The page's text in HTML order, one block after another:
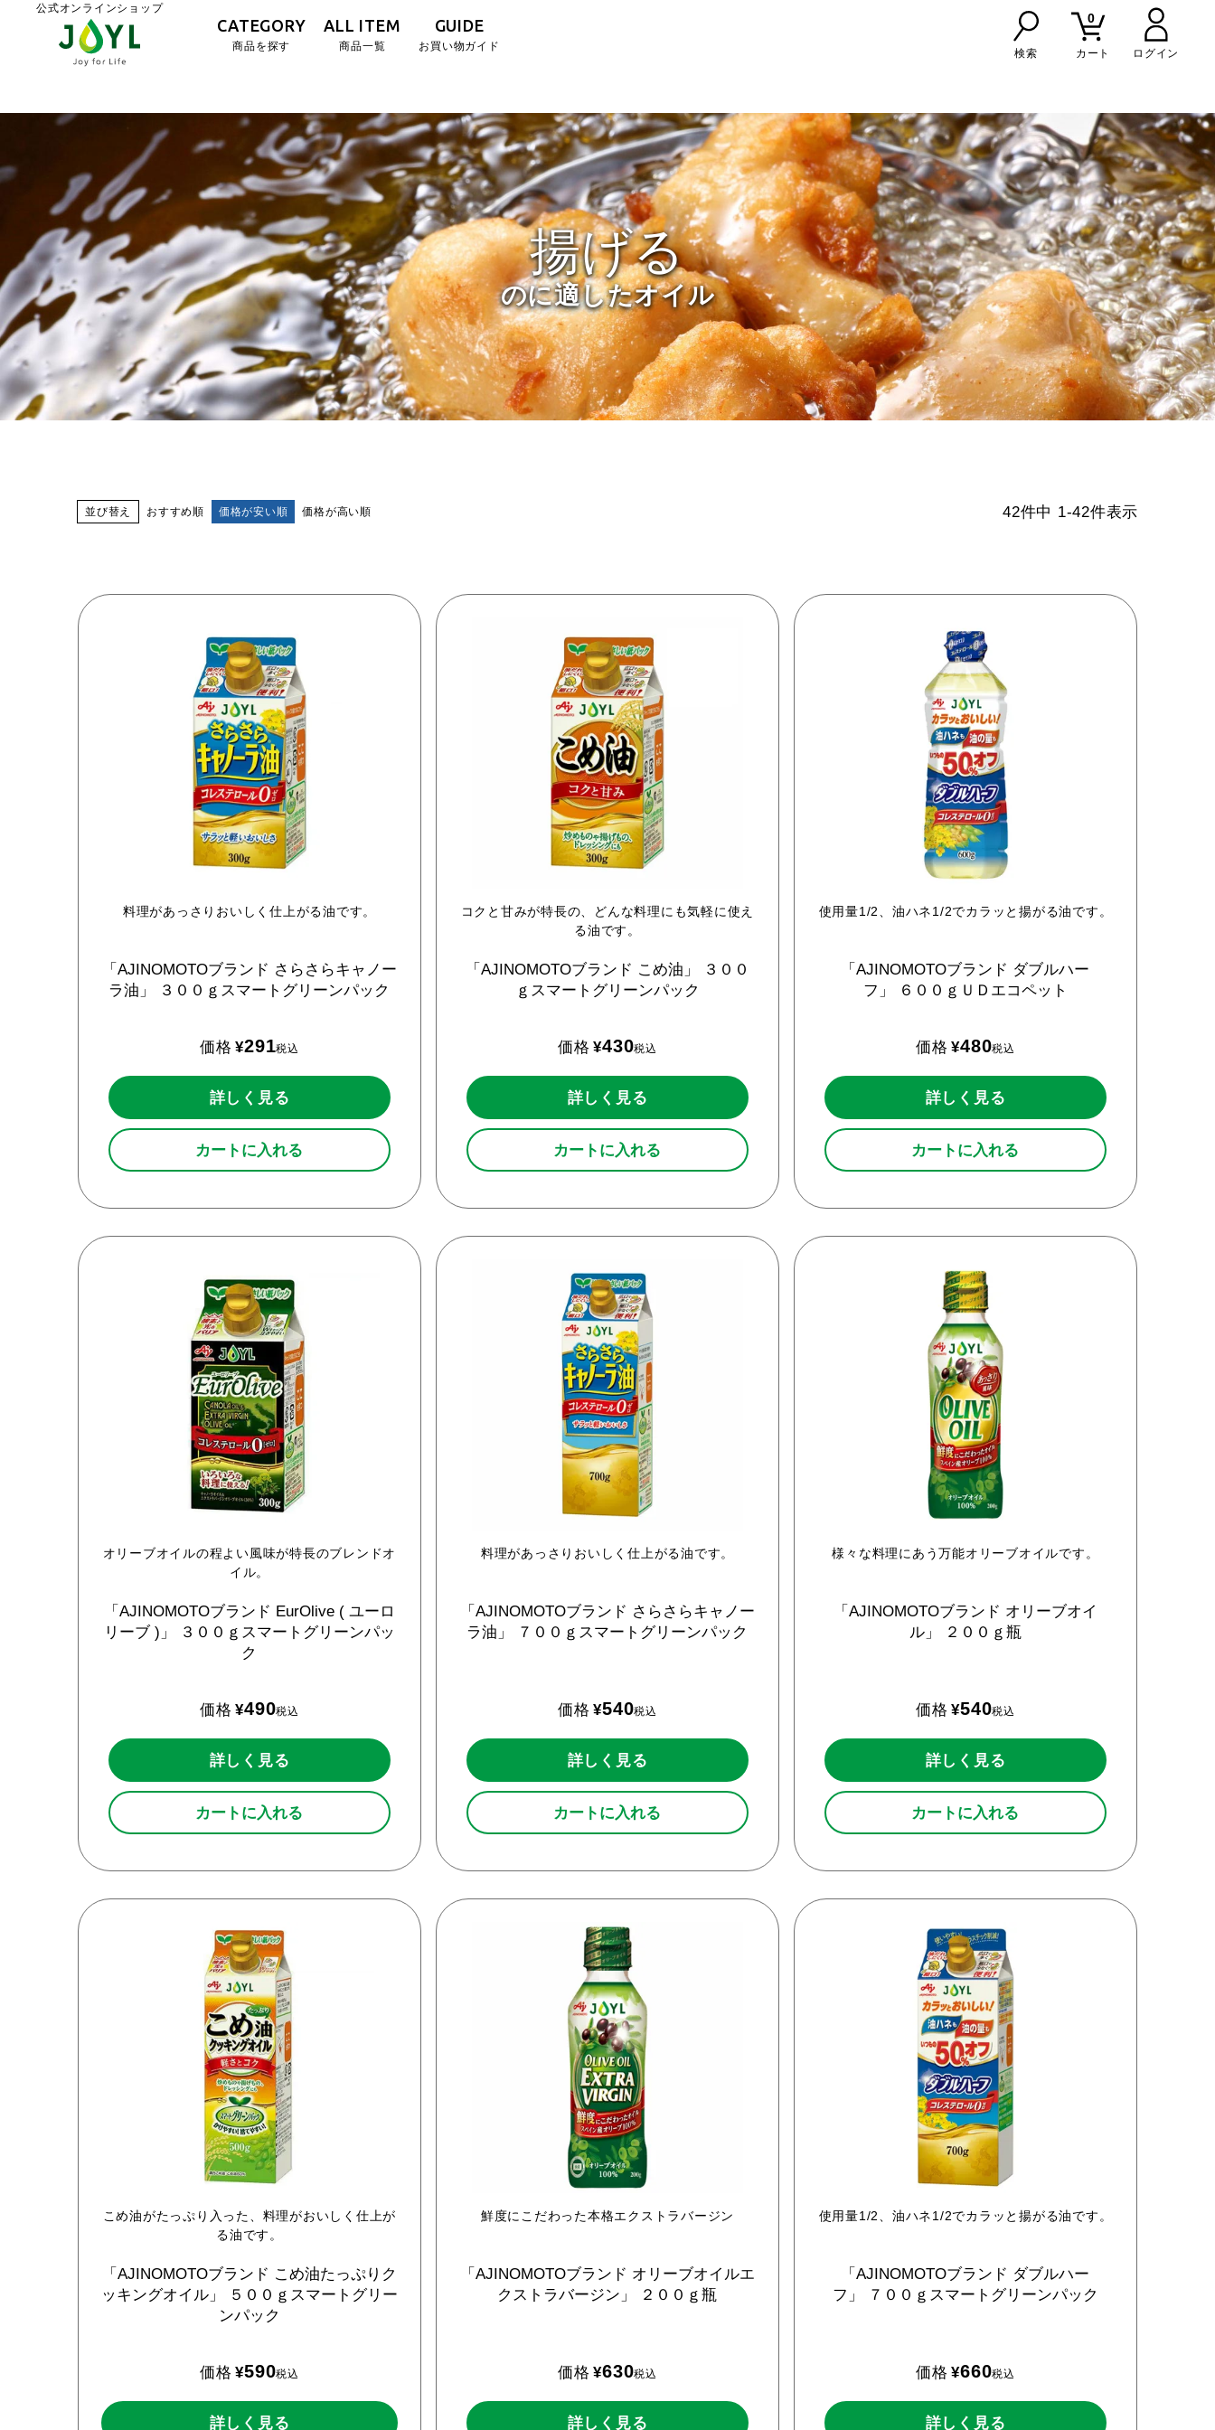
公式オンラインショップ
CATEGORY
商品を探す
ALL ITEM
商品一覧
GUIDE
お買い物ガイド
検索
0
カート
揚げる
のに適したオイル
並び替え おすすめ順 価格が安い順 価格が高い順 42件中 1-42件表示
料理があっさりおいしく仕上がる油です。
「AJINOMOTOブランド さらさらキャノー
ラ油」
３００ｇスマートグリーンパック
価格 ¥291税込
詳しく見る
カートに入れる
コクと甘みが特長の、どんな料理にも気軽に使え
る油です。
「AJINOMOTOブランド こめ油」
３００
ｇスマートグリーンパック
価格 ¥430税込
詳しく見る
カートに入れる
使用量1/2、油ハネ1/2でカラッと揚がる油です。
「AJINOMOTOブランド ダブルハー
フ」
６００ｇＵＤエコペット
価格 ¥480税込
詳しく見る
カートに入れる
オリーブオイルの程よい風味が特長のブレンドオ
イル。
「AJINOMOTOブランド EurOlive ( ユーロ
リーブ )」
３００ｇスマートグリーンパッ
ク
価格 ¥490税込
詳しく見る
カートに入れる
料理があっさりおいしく仕上がる油です。
「AJINOMOTOブランド さらさらキャノー
ラ油」
７００ｇスマートグリーンパック
価格 ¥540税込
詳しく見る
カートに入れる
様々な料理にあう万能オリーブオイルです。
「AJINOMOTOブランド オリーブオイ
ル」
２００ｇ瓶
価格 ¥540税込
詳しく見る
カートに入れる
こめ油がたっぷり入った、料理がおいしく仕上が
る油です。
「AJINOMOTOブランド こめ油たっぷりク
ッキングオイル」
５００ｇスマートグリー
ンパック
価格 ¥590税込
詳しく見る
鮮度にこだわった本格エクストラバージン
「AJINOMOTOブランド オリーブオイルエ
クストラバージン」
２００ｇ瓶
価格 ¥630税込
詳しく見る
使用量1/2、油ハネ1/2でカラッと揚がる油です。
「AJINOMOTOブランド ダブルハー
フ」
７００ｇスマートグリーンパック
価格 ¥660税込
詳しく見る